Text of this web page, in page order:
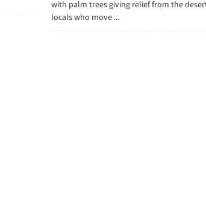
with palm trees giving relief from the
locals who move ...